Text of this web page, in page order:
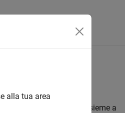
Learning Toolbox™ insieme a
alla tua area